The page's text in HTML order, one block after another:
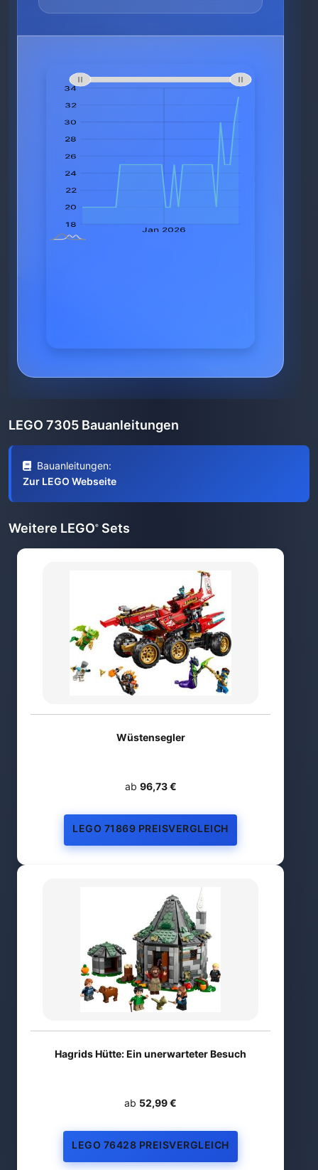
LEGO 7305 Bauanleitungen
Bauanleitungen:
Zur LEGO Webseite
Weitere LEGO® Sets
Wüstensegler
ab 96,73 €
LEGO 71869 PREISVERGLEICH
Hagrids Hütte: Ein unerwarteter Besuch
ab 52,99 €
LEGO 76428 PREISVERGLEICH